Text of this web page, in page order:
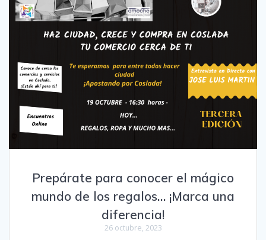
Prepárate para conocer el mágico
mundo de los regalos… ¡Marca una
diferencia!
26 octubre, 2023